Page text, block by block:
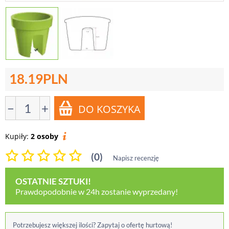
18.19PLN
− +
Kupiły: 2 osoby
(0) Napisz recenzję
OSTATNIE SZTUKI!
Prawdopodobnie w 24h zostanie wyprzedany!
Potrzebujesz większej ilości? Zapytaj o ofertę hurtową!